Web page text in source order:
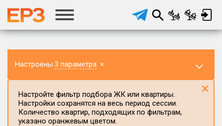
Настроены 3 параметра ×
Настройте фильтр подбора ЖК или квартиры.
Настройки сохранятся на весь период сессии.
Количество квартир, подходящих по фильтрам,
указано оранжевым цветом.
×